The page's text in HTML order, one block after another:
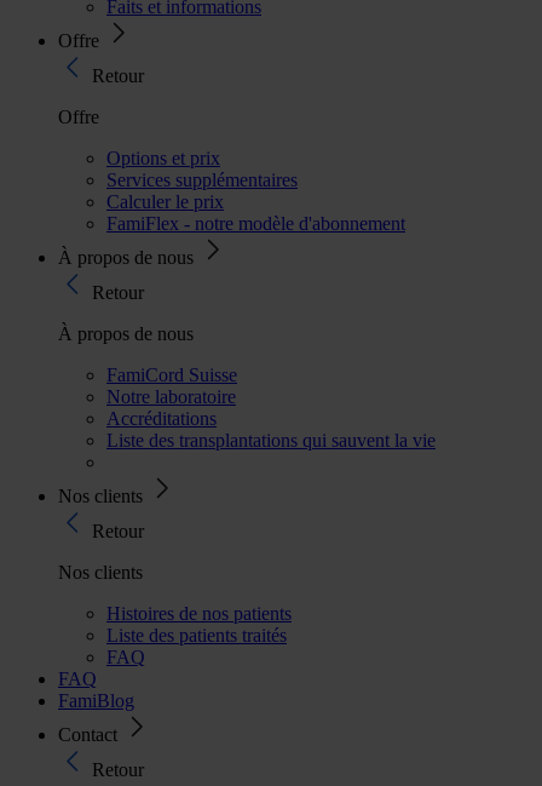
Faits et informations
Offre
Retour
Offre
Options et prix
Services supplémentaires
Calculer le prix
FamiFlex - notre modèle d'abonnement
À propos de nous
Retour
À propos de nous
FamiCord Suisse
Notre laboratoire
Accréditations
Liste des transplantations qui sauvent la vie
Nos clients
Retour
Nos clients
Histoires de nos patients
Liste des patients traités
FAQ
FAQ
FamiBlog
Contact
Retour